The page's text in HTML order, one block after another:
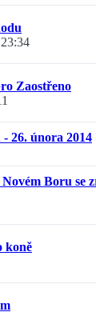
Zaostřeno
26. února 2014
Boru se
koně